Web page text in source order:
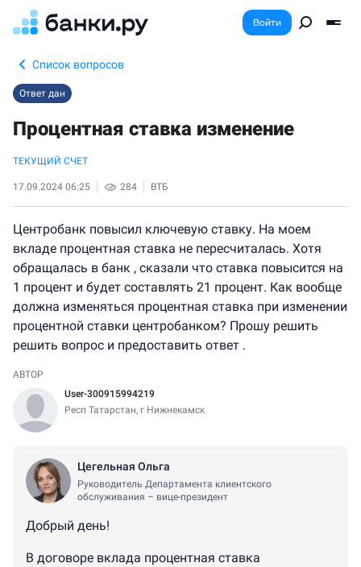
Войти
Список вопросов
Ответ дан
Процентная ставка изменение
ТЕКУЩИЙ СЧЕТ
17.09.2024 06:25 284 ВТБ
Центробанк повысил ключевую ставку. На моем
вкладе процентная ставка не пересчиталась. Хотя
обращалась в банк , сказали что ставка повысится на
1 процент и будет составлять 21 процент. Как вообще
должна изменяться процентная ставка при изменении
процентной ставки центробанком? Прошу решить
решить вопрос и предоставить ответ .
АВТОР
User-300915994219
Респ Татарстан, г Нижнекамск
Цегельная Ольга
Руководитель Департамента клиентского
обслуживания – вице-президент
Добрый день!
В договоре вклада процентная ставка